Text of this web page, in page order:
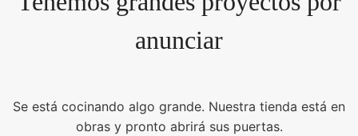
anunciar
Se está cocinando algo grande. Nuestra tienda está en
obras y pronto abrirá sus puertas.